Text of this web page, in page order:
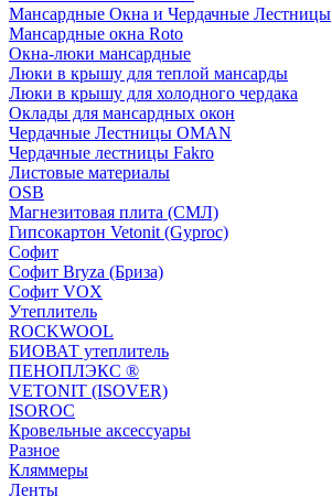
Мансардные Окна и Чердачные Лестницы
Мансардные окна Roto
Окна-люки мансардные
Люки в крышу для теплой мансарды
Люки в крышу для холодного чердака
Оклады для мансардных окон
Чердачные Лестницы OMAN
Чердачные лестницы Fakro
Листовые материалы
OSB
Магнезитовая плита (СМЛ)
Гипсокартон Vetonit (Gyproc)
Софит
Софит Bryza (Бриза)
Софит VOX
Утеплитель
ROCKWOOL
БИОВАТ утеплитель
ПЕНОПЛЭКС ®
VETONIT (ISOVER)
ISOROC
Кровельные аксессуары
Разное
Кляммеры
Ленты